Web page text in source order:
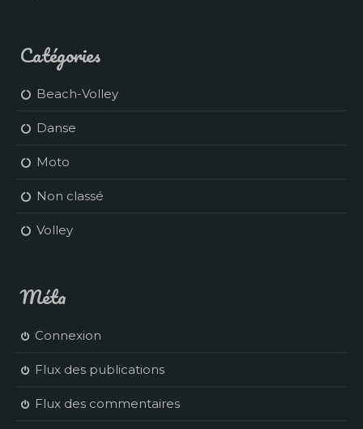
Catégories
Beach-Volley
Danse
Moto
Non classé
Volley
Méta
Connexion
Flux des publications
Flux des commentaires